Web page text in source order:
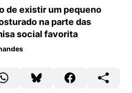
de existir um pequeno
na parte das
social favorita